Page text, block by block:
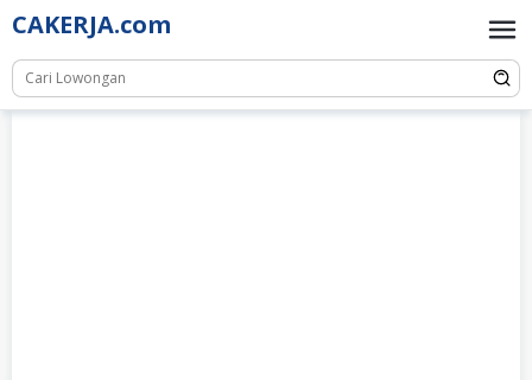
Skip
to
content
CAKERJA.com